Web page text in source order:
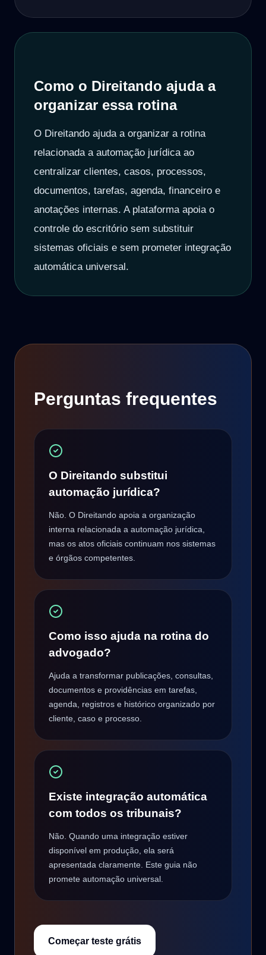
Como o Direitando ajuda a
organizar essa rotina
O Direitando ajuda a organizar a rotina
relacionada a automação jurídica ao
centralizar clientes, casos, processos,
documentos, tarefas, agenda, financeiro e
anotações internas. A plataforma apoia o
controle do escritório sem substituir
sistemas oficiais e sem prometer integração
automática universal.
Perguntas frequentes
O Direitando substitui
automação jurídica?
Não. O Direitando apoia a organização
interna relacionada a automação jurídica,
mas os atos oficiais continuam nos sistemas
e órgãos competentes.
Como isso ajuda na rotina do
advogado?
Ajuda a transformar publicações, consultas,
documentos e providências em tarefas,
agenda, registros e histórico organizado por
cliente, caso e processo.
Existe integração automática
com todos os tribunais?
Não. Quando uma integração estiver
disponível em produção, ela será
apresentada claramente. Este guia não
promete automação universal.
Começar teste grátis